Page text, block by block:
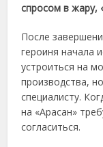
спросом в жару,
После
героиня начала
устроиться на
производства,
специалисту.
на «Арасан»
согласиться.